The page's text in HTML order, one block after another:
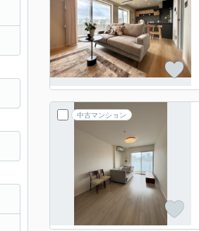
中古マンション